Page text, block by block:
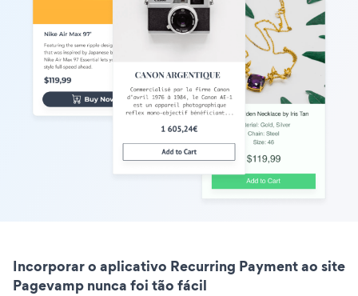
Incorporar o aplicativo Recurring Payment ao site
Pagevamp nunca foi tão fácil